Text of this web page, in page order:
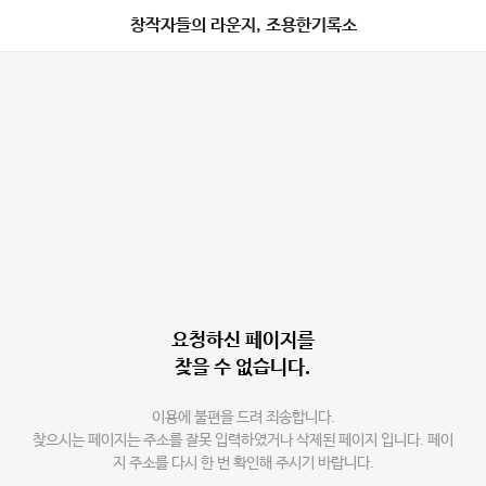
창작자들의 라운지, 조용한기록소
요청하신 페이지를
찾을 수 없습니다.
이용에 불편을 드려 죄송합니다.
찾으시는 페이지는 주소를 잘못 입력하였거나 삭제된 페이지 입니다. 페이
지 주소를 다시 한 번 확인해 주시기 바랍니다.